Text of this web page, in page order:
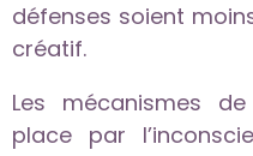
défenses soient
créatif.
Les mécanismes
place par